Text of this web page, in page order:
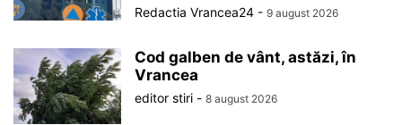
Redactia Vrancea24 - 9 august 2026
Cod galben de vânt, astăzi, în
Vrancea
editor stiri - 8 august 2026